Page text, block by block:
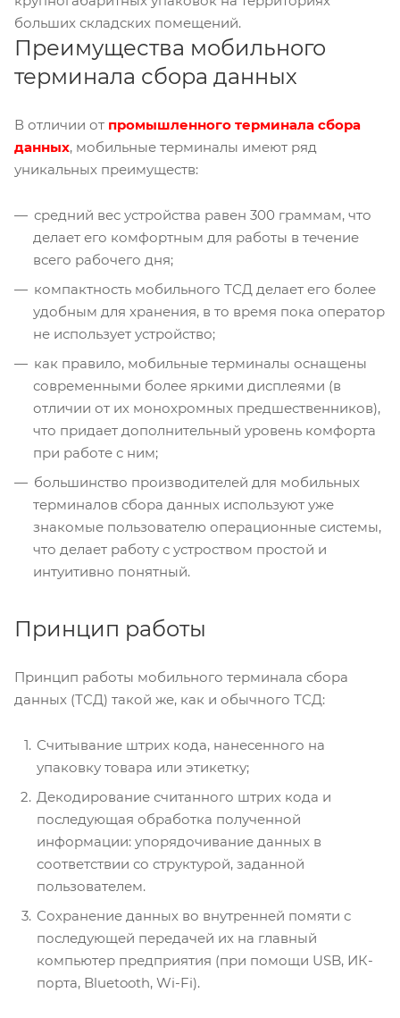
больших складских помещений.
Преимущества мобильного
терминала сбора данных
В отличии от промышленного терминала сбора
данных, мобильные терминалы имеют ряд
уникальных преимуществ:
средний вес устройства равен 300 граммам, что
делает его комфортным для работы в течение
всего рабочего дня;
компактность мобильного ТСД делает его более
удобным для хранения, в то время пока оператор
не использует устройство;
как правило, мобильные терминалы оснащены
современными более яркими дисплеями (в
отличии от их монохромных предшественников),
что придает дополнительный уровень комфорта
при работе с ним;
большинство производителей для мобильных
терминалов сбора данных используют уже
знакомые пользователю операционные системы,
что делает работу с устроством простой и
интуитивно понятный.
Принцип работы
Принцип работы мобильного терминала сбора
данных (ТСД) такой же, как и обычного ТСД:
Считывание штрих кода, нанесенного на
упаковку товара или этикетку;
Декодирование считанного штрих кода и
последующая обработка полученной
информации: упорядочивание данных в
соответствии со структурой, заданной
пользователем.
Сохранение данных во внутренней помяти с
последующей передачей их на главный
компьютер предприятия (при помощи USB, ИК-
порта, Bluetooth, Wi-Fi).